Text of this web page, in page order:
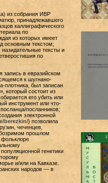
из собрания ИВР
принадлежавшего
каллиграфического
по
из которых имеет
основным текстом;
тексты и
по
запись в евразийском
к шугнано-
плотника, был записан
который состоит из
его убить или
инструмент или что-
посланников;
электронной
berezkin/) позволила
чеченцев,
прошлом
фольклоре
генетики
и/или на Кавказе.
народов — в